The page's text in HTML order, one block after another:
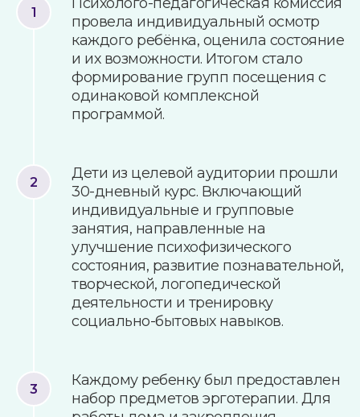
провела индивидуальный осмотр
каждого ребёнка, оценила состояние
и их возможности. Итогом стало
формирование групп посещения с
одинаковой комплексной
программой.
Дети из целевой аудитории прошли
30-дневный курс. Включающий
индивидуальные и групповые
занятия, направленные на
улучшение психофизического
состояния, развитие познавательной,
творческой, логопедической
деятельности и тренировку
социально-бытовых навыков.
Каждому ребенку был предоставлен
набор предметов эрготерапии. Для